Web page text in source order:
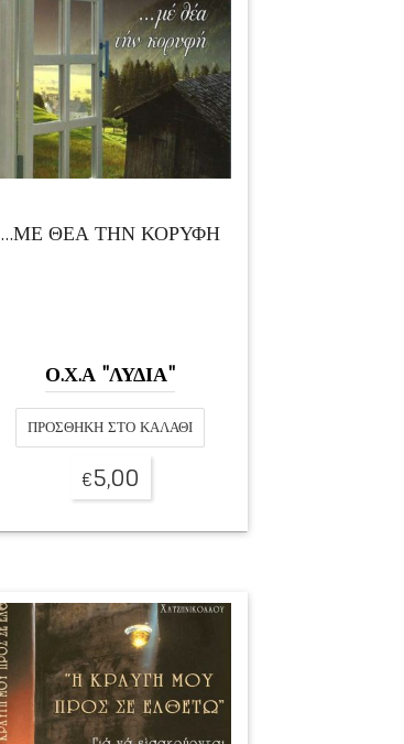
…ΜΕ ΘΕΑ ΤΗΝ ΚΟΡΥΦΗ
Ο.Χ.Α "ΛΥΔΙΑ"
ΠΡΟΣΘΉΚΗ ΣΤΟ ΚΑΛΆΘΙ
€5,00